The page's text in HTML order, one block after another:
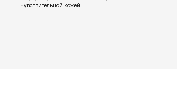
чувствительной кожей.